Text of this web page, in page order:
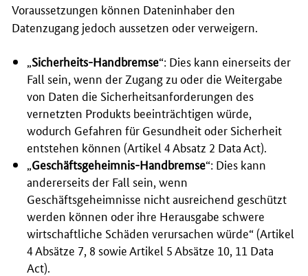
Voraussetzungen können Dateninhaber den
Datenzugang jedoch aussetzen oder verweigern.
„Sicherheits-Handbremse“: Dies kann einerseits der
Fall sein, wenn der Zugang zu oder die Weitergabe
von Daten die Sicherheitsanforderungen des
vernetzten Produkts beeinträchtigen würde,
wodurch Gefahren für Gesundheit oder Sicherheit
entstehen können (Artikel 4 Absatz 2 Data Act).
„Geschäftsgeheimnis-Handbremse“: Dies kann
andererseits der Fall sein, wenn
Geschäftsgeheimnisse nicht ausreichend geschützt
werden können oder ihre Herausgabe schwere
wirtschaftliche Schäden verursachen würde“ (Artikel
4 Absätze 7, 8 sowie Artikel 5 Absätze 10, 11 Data
Act).